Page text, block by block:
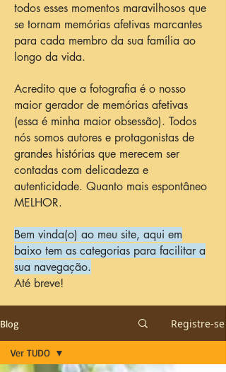
todos esses momentos maravilhosos que
se tornam memórias afetivas marcantes
para cada membro da sua família ao
longo da vida.
Acredito que a fotografia é o nosso
maior gerador de memórias afetivas
(essa é minha maior obsessão). Todos
nós somos autores e protagonistas de
grandes histórias que merecem ser
contadas com delicadeza e
autenticidade. Quanto mais espontâneo
MELHOR.
Bem vinda(o) ao meu site, aqui em
baixo tem as categorias para facilitar a
sua navegação.
Até breve!
Blog Registre-se
Ver TUDO